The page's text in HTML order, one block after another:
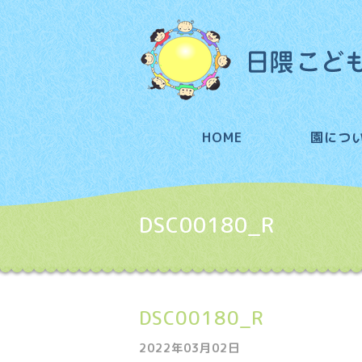
HOME 園につ
DSC00180_R
DSC00180_R
2022年03月02日